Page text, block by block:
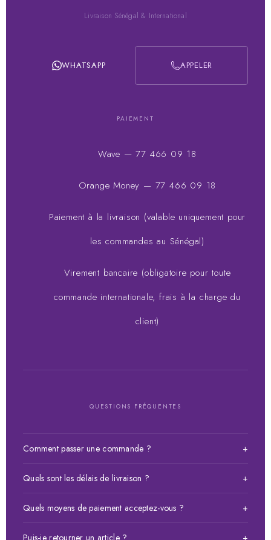
Livraison Sénégal & International
WHATSAPP APPELER
PAIEMENT
Wave — 77 466 09 18
Orange Money — 77 466 09 18
Paiement à la livraison (valable uniquement pour
les commandes au Sénégal)
Virement bancaire (obligatoire pour toute
commande internationale, frais à la charge du
client)
QUESTIONS FRÉQUENTES
Comment passer une commande ? +
votre commande. Vous pouvez payer à la livraison, par Wave
Quels sont les délais de livraison ? +
du Sénégal et l'international, le délai varie selon la
Quels moyens de paiement acceptez-vous ? +
Puis-je retourner un article ? +